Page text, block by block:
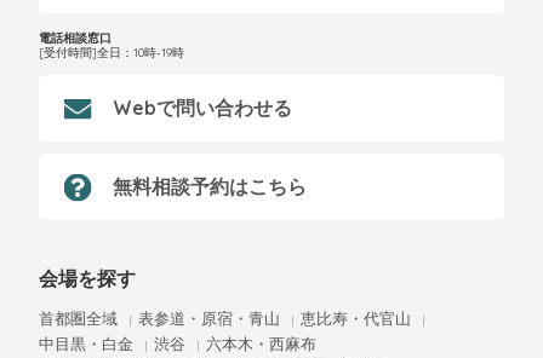
電話相談窓口
[受付時間]全日：10時-19時
Webで問い合わせる
無料相談予約はこちら
会場を探す
首都圏全域 表参道・原宿・青山
恵比寿・代官山
中目黒・白金
渋谷
六本木・西麻布